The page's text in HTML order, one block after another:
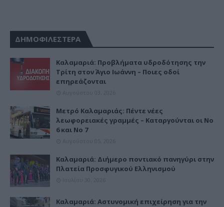
ΔΗΜΟΦΙΛΕΣΤΕΡΑ
Καλαμαριά: Προβλήματα υδροδότησης την
Τρίτη στον Άγιο Ιωάννη – Ποιες οδοί
επηρεάζονται
Μετρό Καλαμαριάς: Πέντε νέες
λεωφορειακές γραμμές – Καταργούνται οι Νο
6 και Νο 7
Καλαμαριά: Διήμερο ποντιακό πανηγύρι στην
Πλατεία Προσφυγικού Ελληνισμού
Καλαμαριά: Αστυνομική επιχείρηση για την